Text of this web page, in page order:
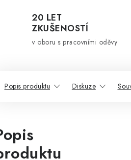
20 LET
ZKUŠENOSTÍ
v oboru s pracovními oděvy
Popis produktu Diskuze